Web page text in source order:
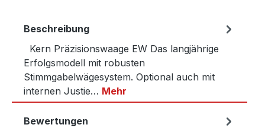
Beschreibung
Kern Präzisionswaage EW Das langjährige
Erfolgsmodell mit robusten
Stimmgabelwägesystem. Optional auch mit
internen Justie… Mehr
Bewertungen